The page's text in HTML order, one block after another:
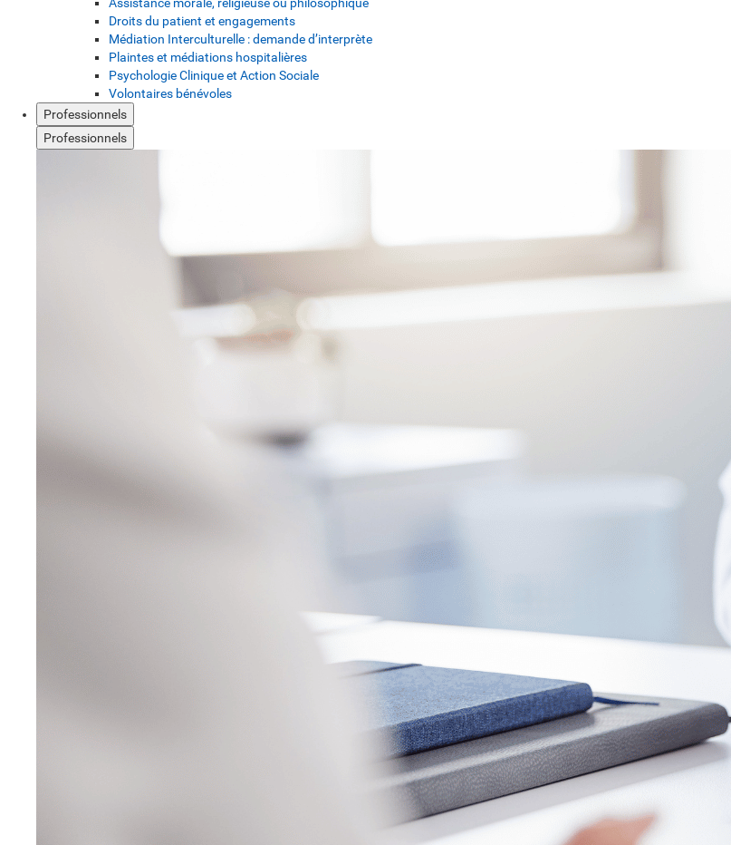
Droits du patient et engagements
Médiation Interculturelle : demande d’interprète
Plaintes et médiations hospitalières
Psychologie Clinique et Action Sociale
Volontaires bénévoles
Professionnels
Professionnels